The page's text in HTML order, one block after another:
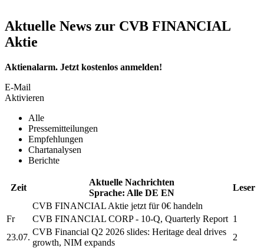
Aktuelle News zur CVB FINANCIAL
Aktie
Aktienalarm. Jetzt kostenlos anmelden!
E-Mail
Aktivieren
Alle
Pressemitteilungen
Empfehlungen
Chartanalysen
Berichte
Zeit
Aktuelle Nachrichten
Sprache: Alle DE EN
Leser
CVB FINANCIAL Aktie jetzt für 0€ handeln
Fr
CVB FINANCIAL CORP- 10-Q, Quarterly Report 1
23.07.
CVB Financial Q2 2026 slides: Heritage deal drives
growth, NIM expands
2